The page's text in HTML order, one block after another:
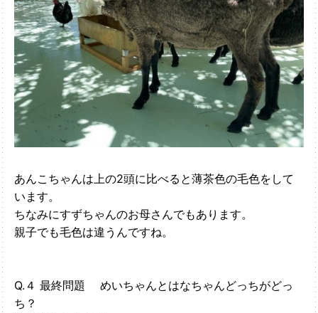
あんこちゃんは上の2頭に比べると薄茶色の毛色をして
います。
ちなみにすずちゃんのお母さんでもあります。
親子でも毛色は違うんですね。
Q.４ 最終問題 めいちゃんとはなちゃんどっちがどっ
ち？